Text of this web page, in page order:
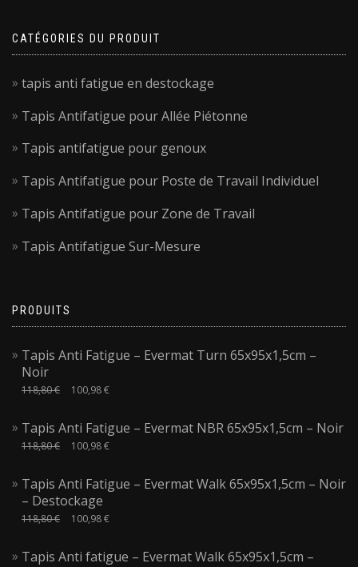
CATÉGORIES DU PRODUIT
tapis anti fatigue en destockage
Tapis Antifatigue pour Allée Piétonne
Tapis antifatigue pour genoux
Tapis Antifatigue pour Poste de Travail Individuel
Tapis Antifatigue pour Zone de Travail
Tapis Antifatigue Sur-Mesure
PRODUITS
Tapis Anti Fatigue – Evermat Turn 65x95x1,5cm –
Noir
118,80€ 100,98€
Tapis Anti Fatigue – Evermat NBR 65x95x1,5cm – Noir
118,80€ 100,98€
Tapis Anti Fatigue – Evermat Walk 65x95x1,5cm – Noir
– Destockage
118,80€ 100,98€
Tapis Anti fatigue – Evermat Walk 65x95x1,5cm –